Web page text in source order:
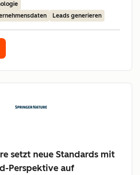
Leads generieren
setzt neue Standards mit
Perspektive auf